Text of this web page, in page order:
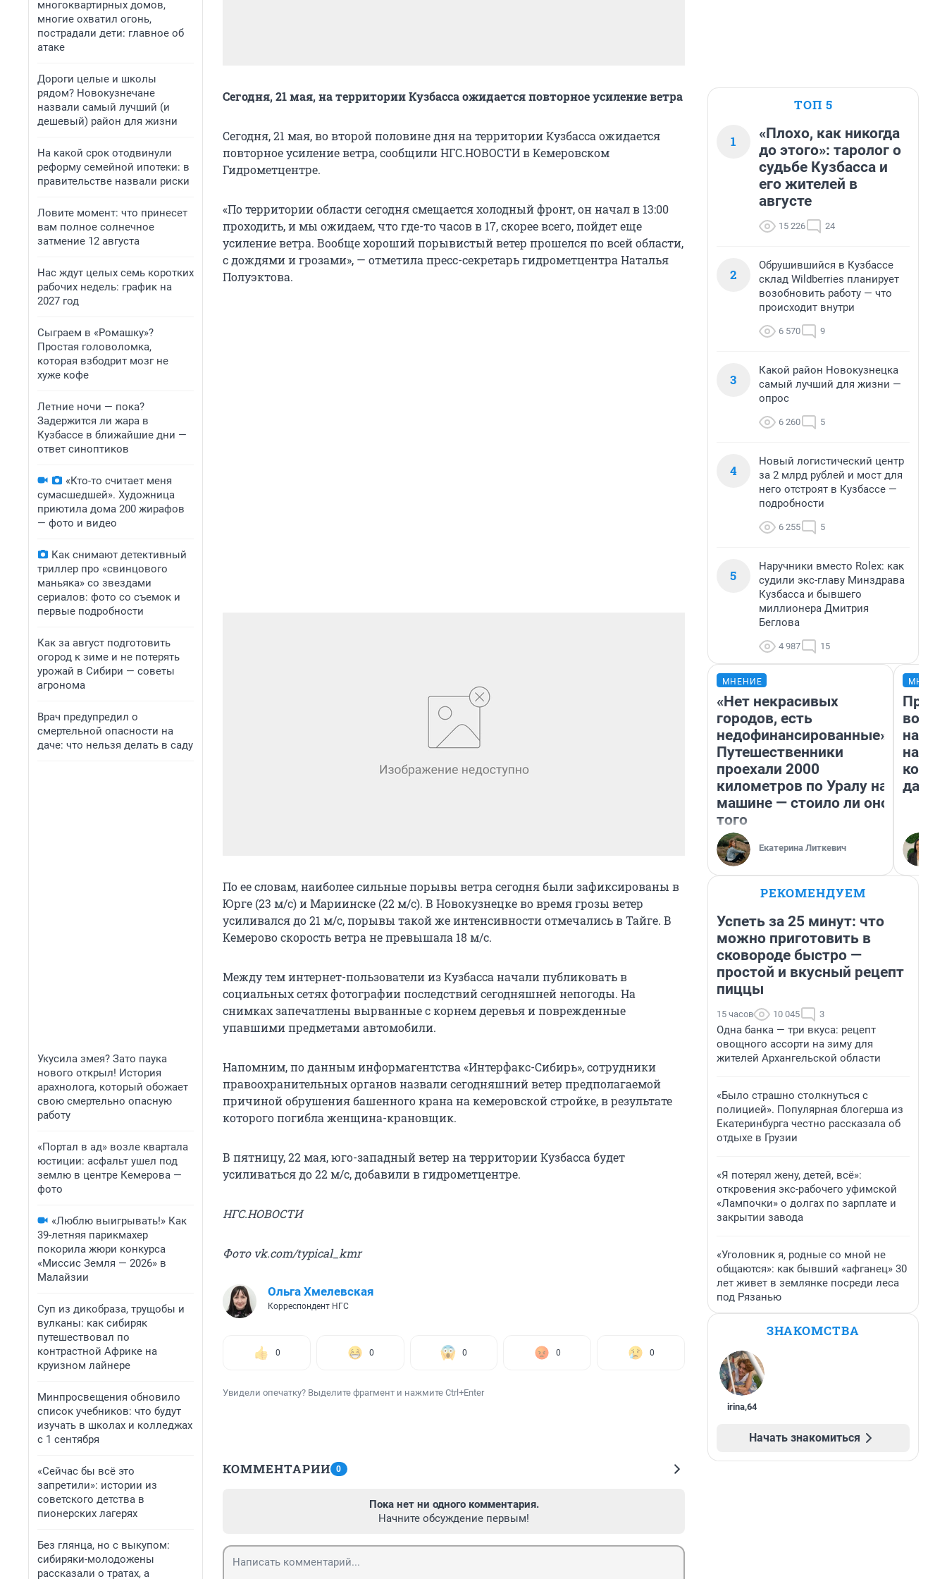
многоквартирных домов,
многие охватил огонь,
пострадали дети: главное об
атаке
Дороги целые и школы
рядом? Новокузнечане
назвали самый лучший (и
дешевый) район для жизни
На какой срок отодвинули
реформу семейной ипотеки: в
правительстве назвали риски
Ловите момент: что принесет
вам полное солнечное
затмение 12 августа
Нас ждут целых семь коротких
рабочих недель: график на
2027 год
Сыграем в «Ромашку»?
Простая головоломка,
которая взбодрит мозг не
хуже кофе
Летние ночи — пока?
Задержится ли жара в
Кузбассе в ближайшие дни —
ответ синоптиков
«Кто-то считает меня
сумасшедшей». Художница
приютила дома 200 жирафов
— фото и видео
Как снимают детективный
триллер про «свинцового
маньяка» со звездами
сериалов: фото со съемок и
первые подробности
Как за август подготовить
огород к зиме и не потерять
урожай в Сибири — советы
агронома
Врач предупредил о
смертельной опасности на
даче: что нельзя делать в саду
Укусила змея? Зато паука
нового открыл! История
арахнолога, который обожает
свою смертельно опасную
работу
«Портал в ад» возле квартала
юстиции: асфальт ушел под
землю в центре Кемерова —
фото
«Люблю выигрывать!» Как
39-летняя парикмахер
покорила жюри конкурса
«Миссис Земля — 2026» в
Малайзии
Суп из дикобраза, трущобы и
вулканы: как сибиряк
путешествовал по
контрастной Африке на
круизном лайнере
Минпросвещения обновило
список учебников: что будут
изучать в школах и колледжах
с 1 сентября
«Сейчас бы всё это
запретили»: истории из
советского детства в
пионерских лагерях
Без глянца, но с выкупом:
сибиряки-молодожены
рассказали о тратах, а
Сегодня, 21 мая, на территории Кузбасса ожидается повторное усиление ветра
Сегодня, 21 мая, во второй половине дня на территории Кузбасса ожидается
повторное усиление ветра, сообщили НГС.НОВОСТИ в Кемеровском
Гидрометцентре.
«По территории области сегодня смещается холодный фронт, он начал в 13:00
проходить, и мы ожидаем, что где-то часов в 17, скорее всего, пойдет еще
усиление ветра. Вообще хороший порывистый ветер прошелся по всей области,
с дождями и грозами», — отметила пресс-секретарь гидрометцентра Наталья
Полуэктова.
По ее словам, наиболее сильные порывы ветра сегодня были зафиксированы в
Юрге (23 м/с) и Мариинске (22 м/с). В Новокузнецке во время грозы ветер
усиливался до 21 м/с, порывы такой же интенсивности отмечались в Тайге. В
Кемерово скорость ветра не превышала 18 м/с.
Между тем интернет-пользователи из Кузбасса начали публиковать в
социальных сетях фотографии последствий сегодняшней непогоды. На
снимках запечатлены вырванные с корнем деревья и поврежденные
упавшими предметами автомобили.
Напомним, по данным информагентства «Интерфакс-Сибирь», сотрудники
правоохранительных органов назвали сегодняшний ветер предполагаемой
причиной обрушения башенного крана на кемеровской стройке, в результате
которого погибла женщина-крановщик.
В пятницу, 22 мая, юго-западный ветер на территории Кузбасса будет
усиливаться до 22 м/с, добавили в гидрометцентре.
НГС.НОВОСТИ
Фото vk.com/typical_kmr
Ольга Хмелевская
Корреспондент НГС
0 0 0 0 0
Увидели опечатку? Выделите фрагмент и нажмите Ctrl+Enter
КОММЕНТАРИИ 0
Пока нет ни одного комментария.
Начните обсуждение первым!
ТОП 5
1
«Плохо, как никогда
до этого»: таролог о
судьбе Кузбасса и
его жителей в
августе
15 226 24
2
Обрушившийся в Кузбассе
склад Wildberries планирует
возобновить работу — что
происходит внутри
6 570 9
3
Какой район Новокузнецка
самый лучший для жизни —
опрос
6 260 5
4
Новый логистический центр
за 2 млрд рублей и мост для
него отстроят в Кузбассе —
подробности
6 255 5
5
Наручники вместо Rolex: как
судили экс-главу Минздрава
Кузбасса и бывшего
миллионера Дмитрия
Беглова
4 987 15
МНЕНИЕ
«Нет некрасивых
городов, есть
недофинансированные».
Путешественники
проехали 2000
километров по Уралу на
машине — стоило ли оно
того
Екатерина Литкевич
нам
даже
РЕКОМЕНДУЕМ
Успеть за 25 минут: что
можно приготовить в
сковороде быстро —
простой и вкусный рецепт
пиццы
15 часов 10 045 3
Одна банка — три вкуса: рецепт
овощного ассорти на зиму для
жителей Архангельской области
«Было страшно столкнуться с
полицией». Популярная блогерша из
Екатеринбурга честно рассказала об
отдыхе в Грузии
«Я потерял жену, детей, всё»:
откровения экс-рабочего уфимской
«Лампочки» о долгах по зарплате и
закрытии завода
«Уголовник я, родные со мной не
общаются»: как бывший «афганец» 30
лет живет в землянке посреди леса
под Рязанью
ЗНАКОМСТВА
irina,64
Начать знакомиться